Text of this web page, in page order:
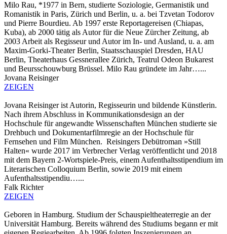
Milo Rau, *1977 in Bern, studierte Soziologie, Germanistik und
Romanistik in Paris, Zürich und Berlin, u. a. bei Tzvetan Todorov
und Pierre Bourdieu. Ab 1997 erste Reportagereisen (Chiapas,
Kuba), ab 2000 tätig als Autor für die Neue Zürcher Zeitung, ab
2003 Arbeit als Regisseur und Autor im In- und Ausland, u. a. am
Maxim-Gorki-Theater Berlin, Staatsschauspiel Dresden, HAU
Berlin, Theaterhaus Gessnerallee Zürich, Teatrul Odeon Bukarest
und Beursschouwburg Brüssel. Milo Rau gründete im Jahr…...
Jovana Reisinger
ZEIGEN
Jovana Reisinger ist Autorin, Regisseurin und bildende Künstlerin.
Nach ihrem Abschluss in Kommunikationsdesign an der
Hochschule für angewandte Wissenschaften München studierte sie
Drehbuch und Dokumentarfilmregie an der Hochschule für
Fernsehen und Film München. Reisingers Debütroman »Still
Halten« wurde 2017 im Verbrecher Verlag veröffentlicht und 2018
mit dem Bayern 2-Wortspiele-Preis, einem Aufenthaltsstipendium im
Literarischen Colloquium Berlin, sowie 2019 mit einem
Aufenthaltsstipendiu…...
Falk Richter
ZEIGEN
Geboren in Hamburg. Studium der Schauspieltheaterregie an der
Universität Hamburg. Bereits während des Studiums begann er mit